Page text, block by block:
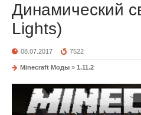
Динамический
Lights)
08.07.2017 7522
Minecraft Моды » 1.11.2